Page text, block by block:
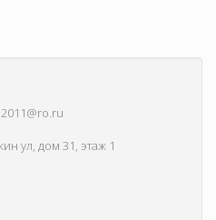
ул, дом 31, этаж 1